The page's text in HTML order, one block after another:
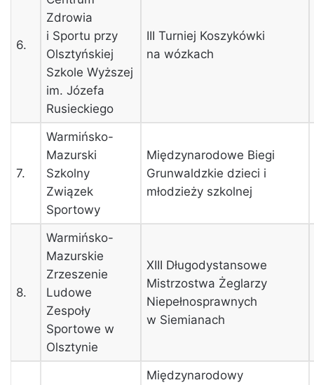
6.
Zdrowia
i Sportu przy
Olsztyńskiej
Szkole Wyższej
im. Józefa
Rusieckiego
III Turniej Koszykówki
na wózkach
7.
Warmińsko-
Mazurski
Szkolny
Związek
Sportowy
Międzynarodowe Biegi
Grunwaldzkie dzieci i
młodzieży szkolnej
8.
Warmińsko-
Mazurskie
Zrzeszenie
Ludowe
Zespoły
Sportowe w
Olsztynie
XIII Długodystansowe
Mistrzostwa Żeglarzy
Niepełnosprawnych
w Siemianach
Międzynarodowy